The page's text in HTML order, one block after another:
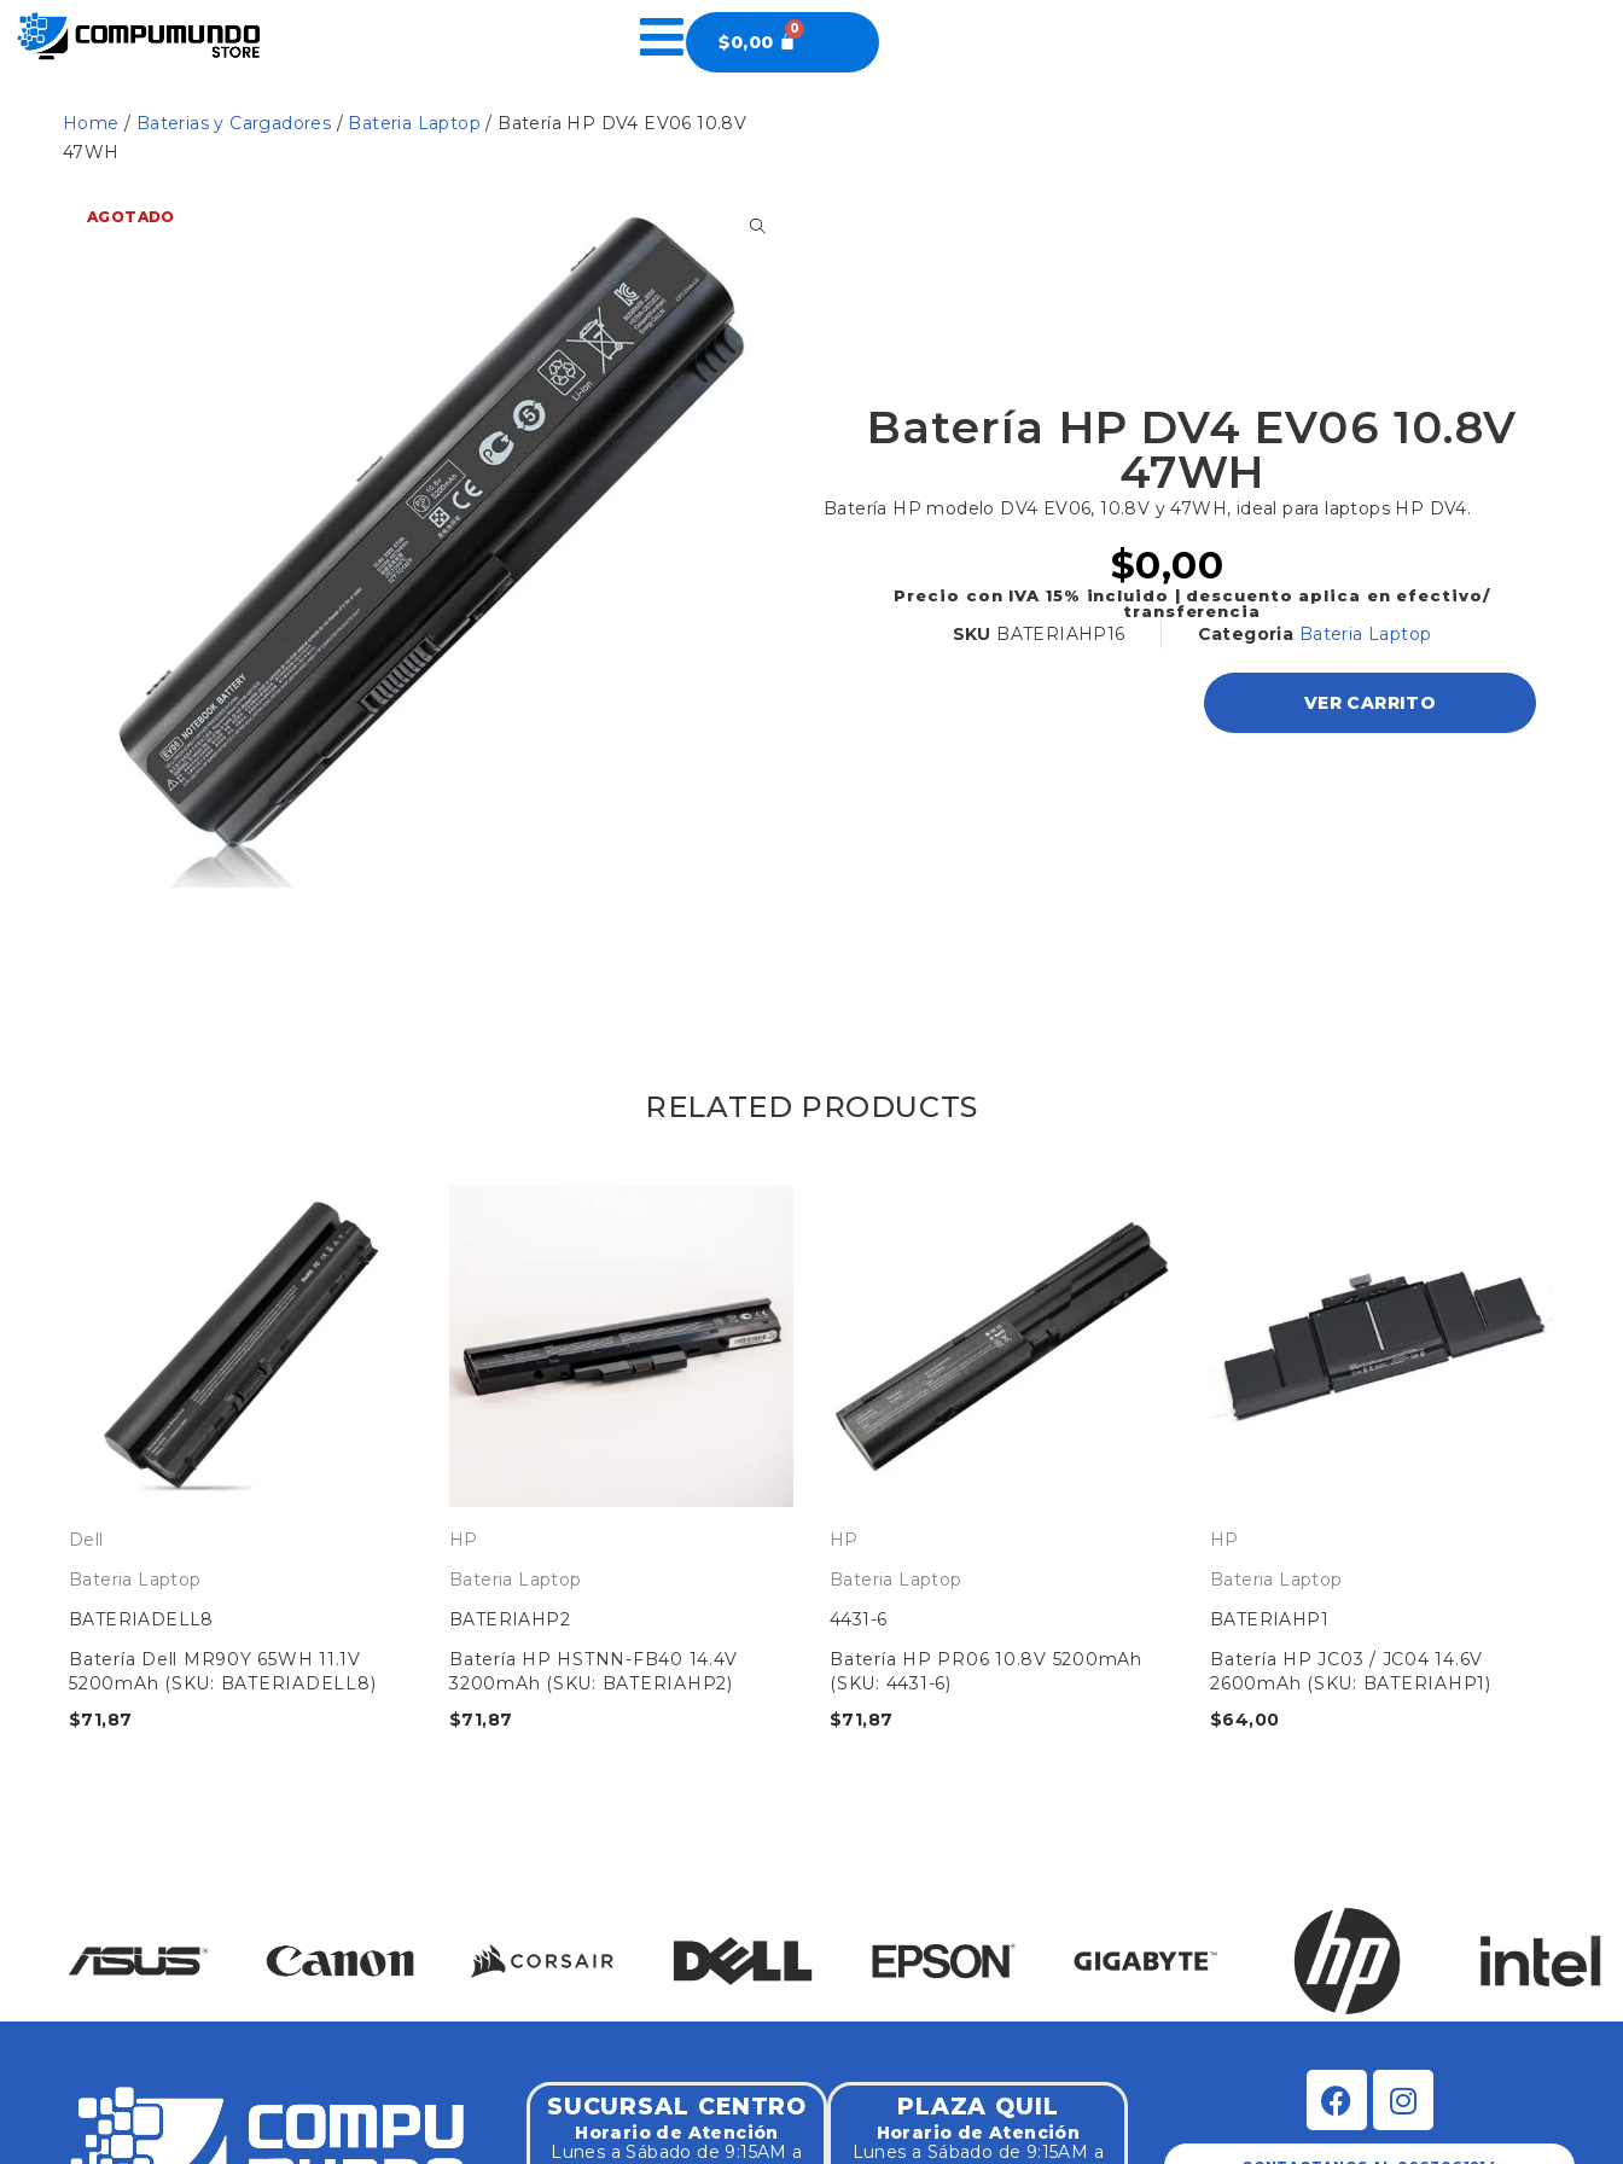
$0,00
Home / Baterias y Cargadores / Bateria Laptop / Batería HP DV4 EV06 10.8V
47WH
AGOTADO
Batería HP DV4 EV06 10.8V
47WH
Batería HP modelo DV4 EV06, 10.8V y 47WH, ideal para laptops HP DV4.
$0,00
Precio con IVA 15% incluido | descuento aplica en efectivo/
transferencia
SKU BATERIAHP16 Categoria Bateria Laptop
VER CARRITO
RELATED PRODUCTS
Dell
Bateria Laptop
BATERIADELL8
Batería Dell MR90Y 65WH 11.1V
5200mAh (SKU: BATERIADELL8)
$71,87
HP
Bateria Laptop
BATERIAHP2
Batería HP HSTNN-FB40 14.4V
3200mAh (SKU: BATERIAHP2)
$71,87
HP
Bateria Laptop
4431-6
Batería HP PR06 10.8V 5200mAh
(SKU: 4431-6)
$71,87
HP
Bateria Laptop
BATERIAHP1
Batería HP JC03 / JC04 14.6V
2600mAh (SKU: BATERIAHP1)
$64,00
SUCURSAL CENTRO
Horario de Atención
Lunes a Sábado de 9:15AM a
PLAZA QUIL
Horario de Atención
Lunes a Sábado de 9:15AM a